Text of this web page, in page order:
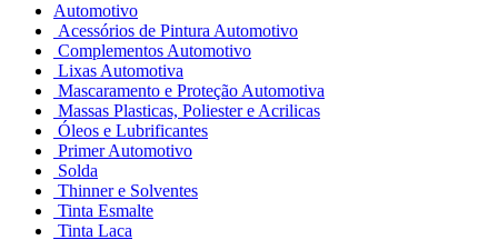
Automotivo
Acessórios de Pintura Automotivo
Complementos Automotivo
Lixas Automotiva
Mascaramento e Proteção Automotiva
Massas Plasticas, Poliester e Acrilicas
Óleos e Lubrificantes
Primer Automotivo
Solda
Thinner e Solventes
Tinta Esmalte
Tinta Laca